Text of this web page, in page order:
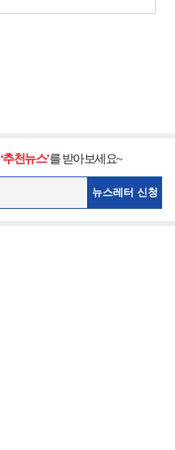
‘추천뉴스’를 받아보세요~
뉴스레터 신청